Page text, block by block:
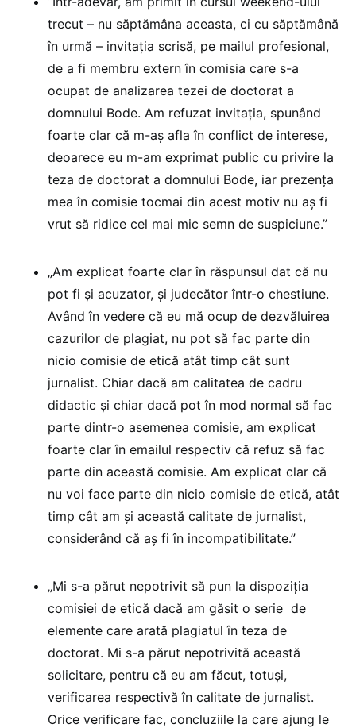
trecut – nu săptămâna aceasta, ci cu săptămână
în urmă – invitația scrisă, pe mailul profesional,
de a fi membru extern în comisia care s-a
ocupat de analizarea tezei de doctorat a
domnului Bode. Am refuzat invitația, spunând
foarte clar că m-aș afla în conflict de interese,
deoarece eu m-am exprimat public cu privire la
teza de doctorat a domnului Bode, iar prezența
mea în comisie tocmai din acest motiv nu aș fi
vrut să ridice cel mai mic semn de suspiciune.”
„Am explicat foarte clar în răspunsul dat că nu
pot fi și acuzator, și judecător într-o chestiune.
Având în vedere că eu mă ocup de dezvăluirea
cazurilor de plagiat, nu pot să fac parte din
nicio comisie de etică atât timp cât sunt
jurnalist. Chiar dacă am calitatea de cadru
didactic și chiar dacă pot în mod normal să fac
parte dintr-o asemenea comisie, am explicat
foarte clar în emailul respectiv că refuz să fac
parte din această comisie. Am explicat clar că
nu voi face parte din nicio comisie de etică, atât
timp cât am și această calitate de jurnalist,
considerând că aș fi în incompatibilitate.”
„Mi s-a părut nepotrivit să pun la dispoziția
comisiei de etică dacă am găsit o serie de
elemente care arată plagiatul în teza de
doctorat. Mi s-a părut nepotrivită această
solicitare, pentru că eu am făcut, totuși,
verificarea respectivă în calitate de jurnalist.
Orice verificare fac, concluziile la care ajung le